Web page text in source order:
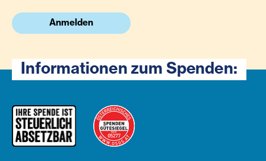
Anmelden
Informationen zum Spenden: